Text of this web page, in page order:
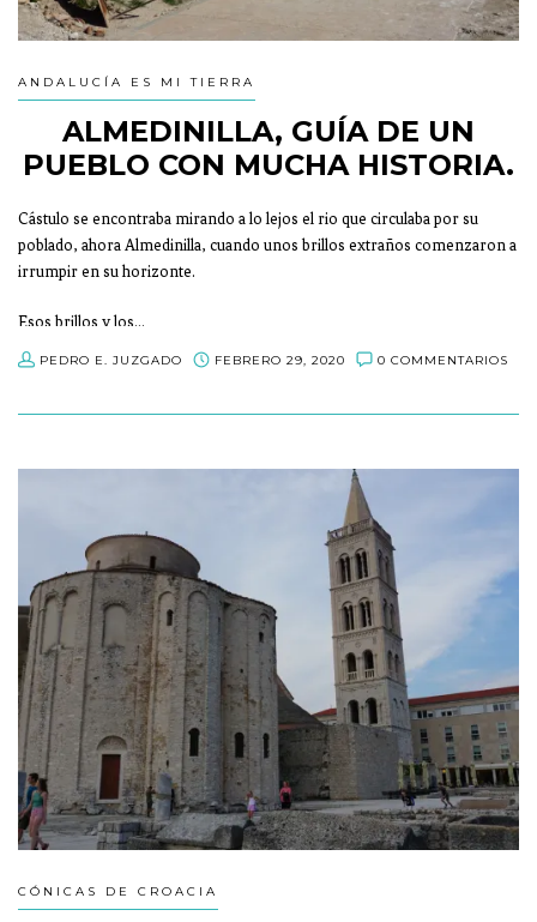
ANDALUCÍA ES MI TIERRA
ALMEDINILLA, GUÍA DE UN
PUEBLO CON MUCHA HISTORIA.
Cástulo se encontraba mirando a lo lejos el rio que circulaba por su
poblado, ahora Almedinilla, cuando unos brillos extraños comenzaron a
irrumpir en su horizonte.
Esos brillos y los…
PEDRO E. JUZGADO FEBRERO 29, 2020 0 COMMENTARIOS
CÓNICAS DE CROACIA